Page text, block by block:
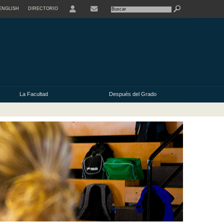
DIRECTORIO
La Facultad Después del Grado